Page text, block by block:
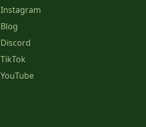
Instagram
Blog
Discord
TikTok
YouTube